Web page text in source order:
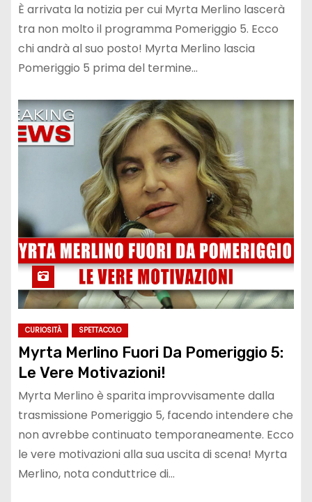
È arrivata la notizia per cui Myrta Merlino lascerà
tra non molto il programma Pomeriggio 5. Ecco
chi andrà al suo posto! Myrta Merlino lascia
Pomeriggio 5 prima del termine…
CURIOSITÀ SPETTACOLO
Myrta Merlino Fuori Da Pomeriggio 5:
Le Vere Motivazioni!
Myrta Merlino è sparita improvvisamente dalla
trasmissione Pomeriggio 5, facendo intendere che
non avrebbe continuato temporaneamente. Ecco
le vere motivazioni alla sua uscita di scena! Myrta
Merlino, nota conduttrice di…